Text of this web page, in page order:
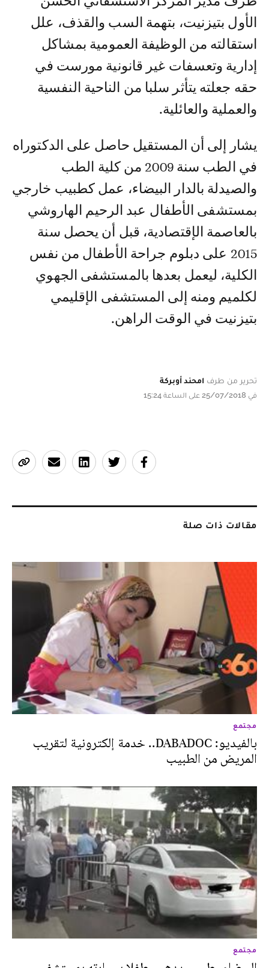
الأول بتيزنيت، بتهمة السب والقذف، علل
استقالته من الوظيفة العمومية بمشاكل
إدارية وتعسفات غير قانونية مورست في
حقه جعلته يتأثر سلبا من الناحية النفسية
والعملية والعائلية.
يشار إلى أن المستقيل حاصل على الدكتوراه
في الطب سنة 2009 من كلية الطب
والصيدلة بالدار البيضاء، عمل كطبيب خارجي
بمستشفى الأطفال عبد الرحيم الهاروشي
بالعاصمة الإقتصادية، قبل أن يحصل سنة
2015 على دبلوم جراحة الأطفال من نفس
الكلية، ليعمل بعدها بالمستشفى الجهوي
لكلميم ومنه إلى المستشفى الإقليمي
بتيزنيت في الوقت الراهن.
تحرير من طرف امحند أوبركة
في 25/07/2018 على الساعة 15:24
مقالات ذات صلة
مجتمع
بالفيديو: DABADOC.. خدمة إلكترونية لتقريب
المريض من الطبيب
مجتمع